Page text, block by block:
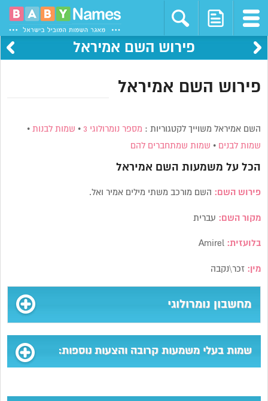
פירוש השם אמיראל
פירוש השם אמיראל
השם אמיראל משוייך לקטגוריות : מספר נומרולוגי 3 • שמות לבנות •
שמות לבנים • שמות שמתחברים להם
הכל על משמעות השם אמיראל
פירוש השם: השם מורכב משתי מילים אמיר ואל.
מקור השם: עברית
בלועזית:
מין: זכר\נקבה
מחשבון נומרולוגי
שמות בעלי משמעות קרובה והצעות נוספות: